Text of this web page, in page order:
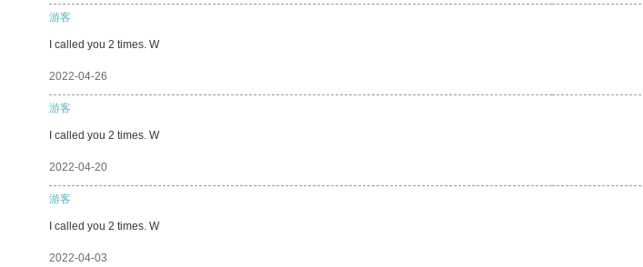
游客
I called you 2 times. W
2022-04-26
游客
I called you 2 times. W
2022-04-20
游客
I called you 2 times. W
2022-04-03